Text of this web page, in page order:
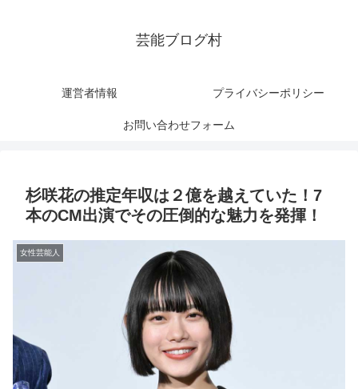
芸能ブログ村
運営者情報 プライバシーポリシー
お問い合わせフォーム
杉咲花の推定年収は２億を越えていた！7
本のCM出演でその圧倒的な魅力を発揮！
女性芸能人